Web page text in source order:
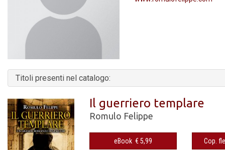
Titoli presenti nel catalogo:
Il guerriero templare
Romulo Felippe
eBook € 5,99